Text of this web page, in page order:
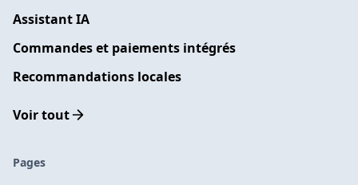
Assistant IA
Commandes et paiements intégrés
Recommandations locales
Voir tout
Pages